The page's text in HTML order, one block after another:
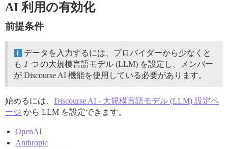
AI 利用の有効化
前提条件
データを入力するには、プロバイダーから少なくと
も 1 つ の大規模言語モデル (LLM) を設定し、メンバー
が Discourse AI 機能を使用している必要があります。
始めるには、 Discourse AI - 大規模言語モデル (LLM) 設定ペ
ージ から LLM を設定できます。
OpenAI
Anthropic